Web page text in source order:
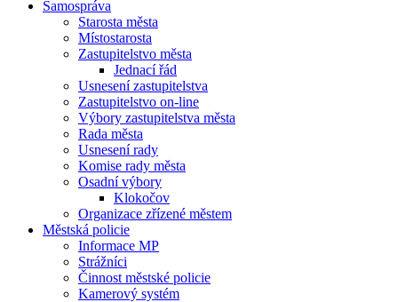
Samospráva
Starosta města
Místostarosta
Zastupitelstvo města
Jednací řád
Usnesení zastupitelstva
Zastupitelstvo on-line
Výbory zastupitelstva města
Rada města
Usnesení rady
Komise rady města
Osadní výbory
Klokočov
Organizace zřízené městem
Městská policie
Informace MP
Strážníci
Činnost městské policie
Kamerový systém